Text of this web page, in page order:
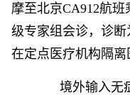
摩至北京CA912航
级专家组会诊，诊
在定点医疗机构隔离
境外输入无症